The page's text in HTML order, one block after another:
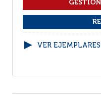
VER EJEMPLARES